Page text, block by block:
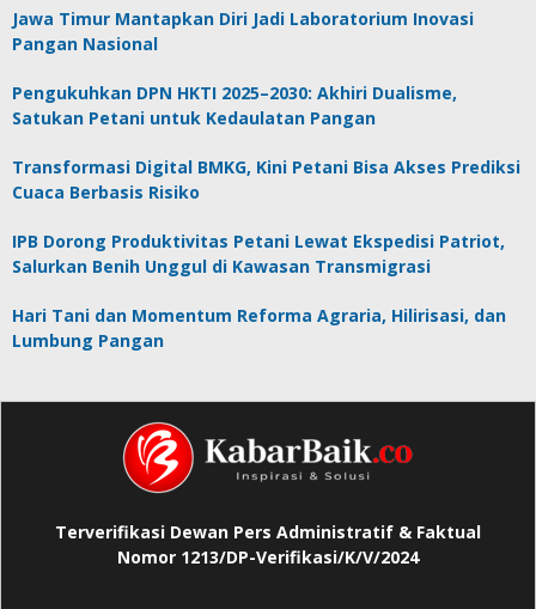
Jawa Timur Mantapkan Diri Jadi Laboratorium Inovasi
Pangan Nasional
Pengukuhkan DPN HKTI 2025–2030: Akhiri Dualisme,
Satukan Petani untuk Kedaulatan Pangan
Transformasi Digital BMKG, Kini Petani Bisa Akses Prediksi
Cuaca Berbasis Risiko
IPB Dorong Produktivitas Petani Lewat Ekspedisi Patriot,
Salurkan Benih Unggul di Kawasan Transmigrasi
Hari Tani dan Momentum Reforma Agraria, Hilirisasi, dan
Lumbung Pangan
Terverifikasi Dewan Pers Administratif & Faktual
Nomor 1213/DP-Verifikasi/K/V/2024